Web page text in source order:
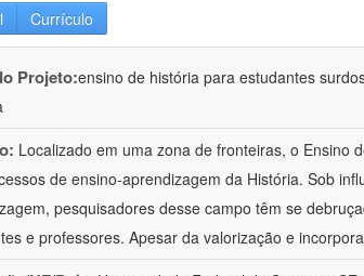
Currículo
Projeto:ensino de história para estudantes
Localizado em uma zona de fronteiras, o Ensino
de ensino-aprendizagem da História. Sob
pesquisadores desse campo têm se
e professores. Apesar da valorização e